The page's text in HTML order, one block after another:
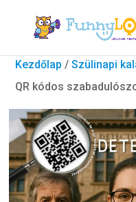
Kezdőlap /Szülinapi
QR kódos